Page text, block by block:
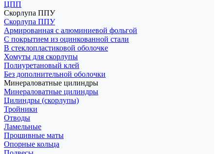
ЦПП
Скорлупа ППУ
Скорлупа ППУ
Армированная с алюминиевой фольгой
С покрытием из оцинкованной стали
В стеклопластиковой оболочке
Хомуты для скорлупы
Полиуретановый клей
Без дополнительной оболочки
Минераловатные цилиндры
Минераловатные цилиндры
Цилиндры (скорлупы)
Тройники
Отводы
Ламельные
Прошивные маты
Опорные кольца